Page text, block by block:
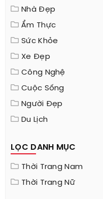
Nhà Đẹp
Ẩm Thực
Sức Khỏe
Xe Đẹp
Công Nghệ
Cuộc Sống
Người Đẹp
Du Lịch
LỌC DANH MỤC
Thời Trang Nam
Thời Trang Nữ